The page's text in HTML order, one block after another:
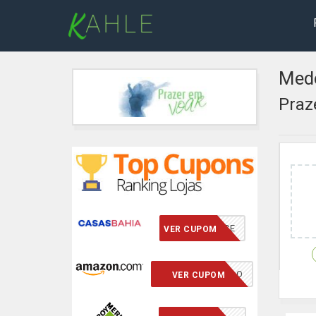
VCMERECE
VER CUPOM
CUPOM INSERIDO
VER CUPOM